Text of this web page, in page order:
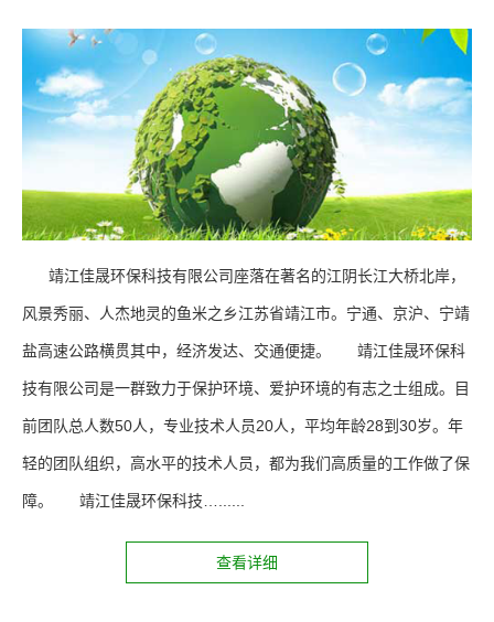
靖江佳晟环保科技有限公司座落在著名的江阴长江大桥北岸，
风景秀丽、人杰地灵的鱼米之乡江苏省靖江市。宁通、京沪、宁靖
盐高速公路横贯其中，经济发达、交通便捷。 靖江佳晟环保科
技有限公司是一群致力于保护环境、爱护环境的有志之士组成。目
前团队总人数50人，专业技术人员20人，平均年龄28到30岁。年
轻的团队组织，高水平的技术人员，都为我们高质量的工作做了保
障。 靖江佳晟环保科技…......
查看详细